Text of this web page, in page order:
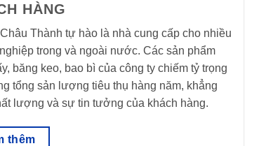
HÀNG
Thành tự hào là nhà cung cấp cho nhiều
trong và ngoài nước. Các sản phẩm
băng keo, bao bì của công ty chiếm tỷ trọng
tổng sản lượng tiêu thụ hàng năm, khẳng
lượng và sự tin tưởng của khách hàng.
thêm